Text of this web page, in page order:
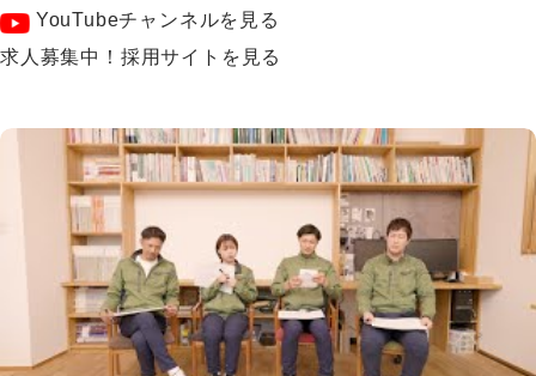
YouTubeチャンネルを見る
求人募集中！採用サイトを見る